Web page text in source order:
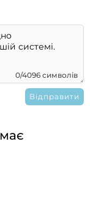
0/4096 символів